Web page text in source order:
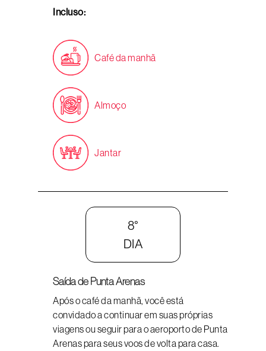
Incluso:
Café da manhã
Almoço
Jantar
8°
DIA
Saída de Punta Arenas
Após o café da manhã, você está
convidado a continuar em suas próprias
viagens ou seguir para o aeroporto de Punta
Arenas para seus voos de volta para casa.